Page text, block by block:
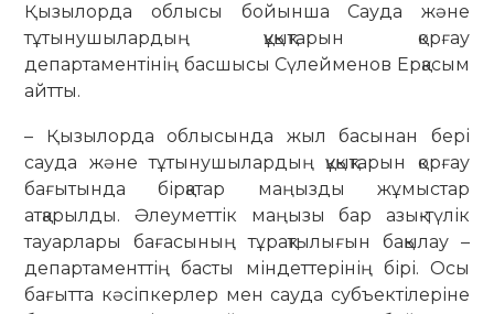
Қызылорда облысы бойынша Сауда және
тұтынушылардың құқықтарын қорғау
департаментінің басшысы Сүлейменов Ерқасым
айтты.
– Қызылорда облысында жыл басынан бері
сауда және тұтынушылардың құқықтарын қорғау
бағытында бірқатар маңызды жұмыстар
атқарылды. Әлеуметтік маңызы бар азық-түлік
тауарлары бағасының тұрақтылығын бақылау –
департаменттің басты міндеттерінің бірі. Осы
бағытта кәсіпкерлер мен сауда субъектілеріне